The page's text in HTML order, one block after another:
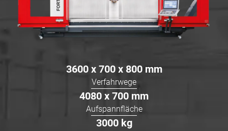
3600 x 700 x 800 mm
Verfahrwege
4080 x 700 mm
Aufspannfläche
3000 kg